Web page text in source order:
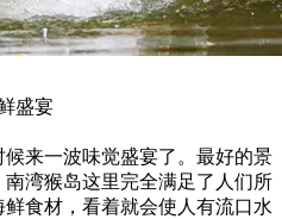
盛宴
来一波味觉盛宴了。最好的景
湾猴岛这里完全满足了人们所
食材，看着就会使人有流口水